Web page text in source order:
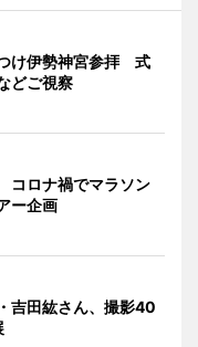
け伊勢神宮参拝 式
どご視察
ロナ禍でマラソン
ー企画
吉田紘さん、撮影40